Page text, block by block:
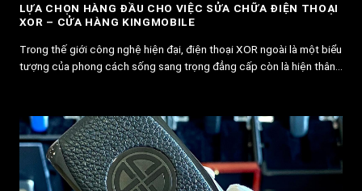
LỰA CHỌN HÀNG ĐẦU CHO VIỆC SỬA CHỮA ĐIỆN THOẠI
XOR – CỬA HÀNG KINGMOBILE
Trong thế giới công nghệ hiện đại, điện thoại XOR ngoài là một biểu
tượng của phong cách sống sang trọng đẳng cấp còn là hiện thân...